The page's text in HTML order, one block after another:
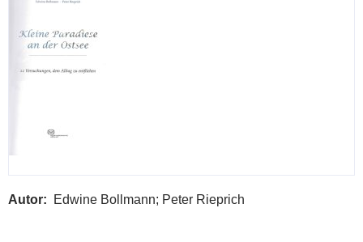
Autor Edwine Bollmann; Peter Rieprich